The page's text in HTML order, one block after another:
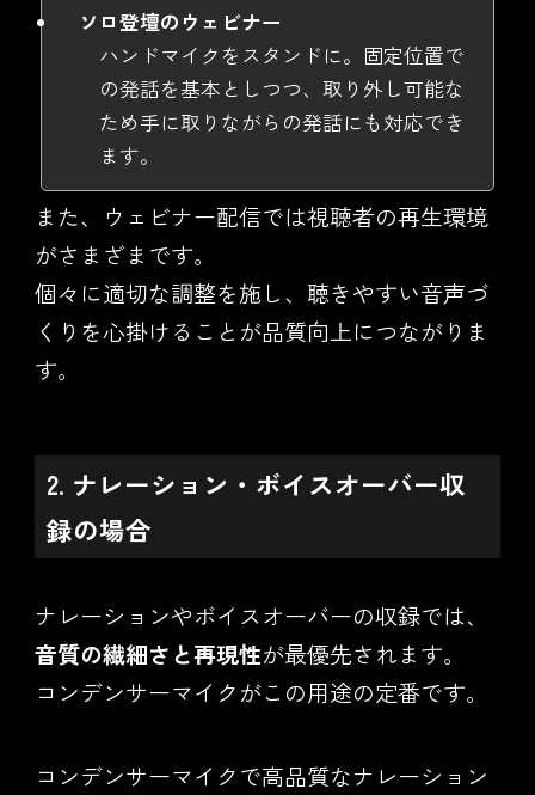
ソロ登壇のウェビナー
ハンドマイクをスタンドに。固定位置で
の発話を基本としつつ、取り外し可能な
ため手に取りながらの発話にも対応でき
ます。
また、ウェビナー配信では視聴者の再生環境
がさまざまです。
個々に適切な調整を施し、聴きやすい音声づ
くりを心掛けることが品質向上につながりま
す。
2. ナレーション・ボイスオーバー収
録の場合
ナレーションやボイスオーバーの収録では、
音質の繊細さと再現性が最優先されます。
コンデンサーマイクがこの用途の定番です。
コンデンサーマイクで高品質なナレーション